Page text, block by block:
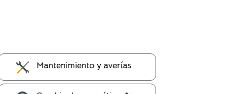
Mantenimiento y averías